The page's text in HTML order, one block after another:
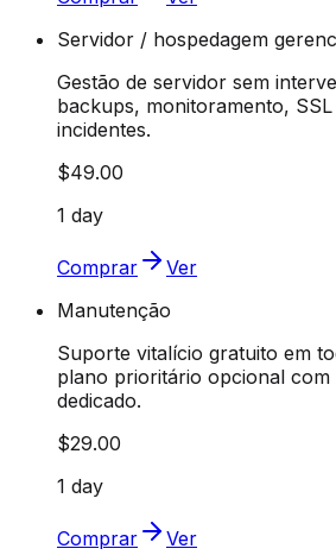
Servidor / hospedagem
Gestão de servidor sem
backups, monitoramento,
incidentes.
$49.00
1 day
Comprar
Ver
Manutenção
Suporte vitalício gratuito em
plano prioritário opcional com
dedicado.
$29.00
1 day
Comprar
Ver